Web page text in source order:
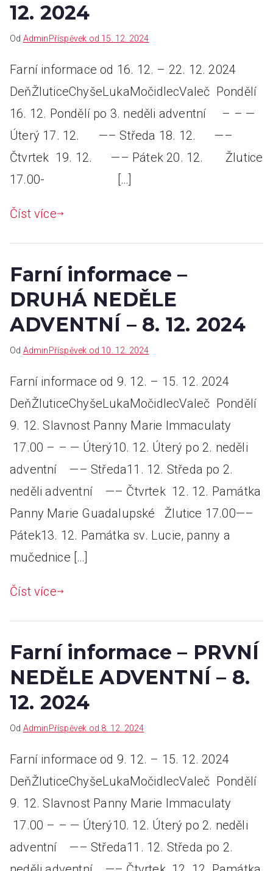
12. 2024
Od AdminPříspěvek od 15. 12. 2024
Farní informace od 16. 12. – 22. 12. 2024
DeňŽluticeChyšeLukaMočidlecValeč Pondělí
16. 12. Pondělí po 3. neděli adventní – – —
Úterý 17. 12. —– Středa 18. 12. —–
Čtvrtek 19. 12. —– Pátek 20. 12. Žlutice
17.00- […]
Číst více
Farní informace –
DRUHÁ NEDĚLE
ADVENTNÍ – 8. 12. 2024
Od AdminPříspěvek od 10. 12. 2024
Farní informace od 9. 12. – 15. 12. 2024
DeňŽluticeChyšeLukaMočidlecValeč Pondělí
9. 12. Slavnost Panny Marie Immaculaty
17.00 – – — Úterý10. 12. Úterý po 2. neděli
adventní —– Středa11. 12. Středa po 2.
neděli adventní —– Čtvrtek 12. 12. Památka
Panny Marie Guadalupské Žlutice 17.00—–
Pátek13. 12. Památka sv. Lucie, panny a
mučednice […]
Číst více
Farní informace – PRVNÍ
NEDĚLE ADVENTNÍ – 8.
12. 2024
Od AdminPříspěvek od 8. 12. 2024
Farní informace od 9. 12. – 15. 12. 2024
DeňŽluticeChyšeLukaMočidlecValeč Pondělí
9. 12. Slavnost Panny Marie Immaculaty
17.00 – – — Úterý10. 12. Úterý po 2. neděli
adventní —– Středa11. 12. Středa po 2.